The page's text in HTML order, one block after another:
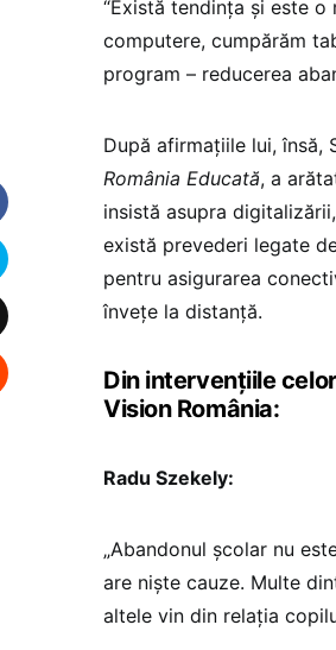
“Există tendința și este
computere, cumpărăm
program – reducerea
După afirmațiile lui, însă,
România Educată, a
insistă asupra
există prevederi legate
pentru asigurarea
învețe la distanță.
Din intervențiile
Vision România:
Radu Szekely:
„Abandonul școlar nu
are niște cauze. Multe
altele vin din relația